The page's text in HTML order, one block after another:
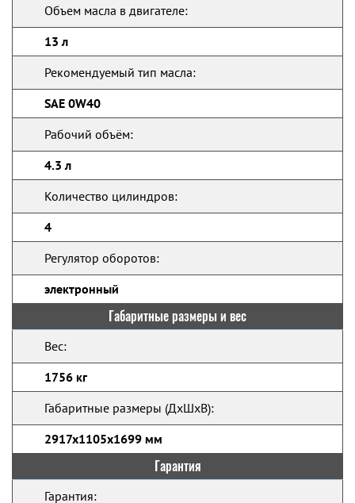
Объем масла в двигателе:
13 л
Рекомендуемый тип масла:
SAE 0W40
Рабочий объём:
4.3 л
Количество цилиндров:
4
Регулятор оборотов:
электронный
Габаритные размеры и вес
Вес:
1756 кг
Габаритные размеры (ДхШхВ):
2917x1105x1699 мм
Гарантия
Гарантия: